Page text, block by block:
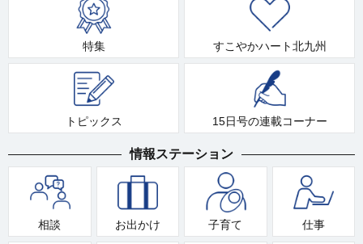
特集 すこやかハート北九州
トピックス 15日号の連載コーナー
情報ステーション
相談 お出かけ 子育て 仕事